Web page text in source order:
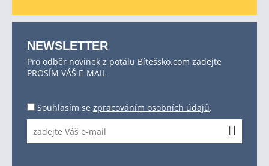
NEWSLETTER
Pro odběr novinek z potálu Bítešsko.com zadejte
PROSÍM VÁŠ E-MAIL
Souhlasím se zpracováním osobních údajů.